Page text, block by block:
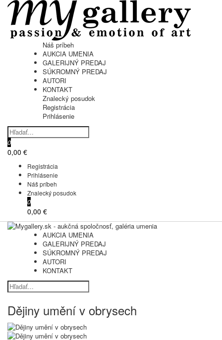
Náš príbeh
AUKCIA UMENIA
GALERIJNÝ PREDAJ
SÚKROMNÝ PREDAJ
AUTORI
KONTAKT
Znalecký posudok
Registrácia
Prihlásenie
0
0,00 €
Registrácia
Prihlásenie
Náš príbeh
Znalecký posudok
0
0,00 €
AUKCIA UMENIA
GALERIJNÝ PREDAJ
SÚKROMNÝ PREDAJ
AUTORI
KONTAKT
Dějiny umění v obrysech